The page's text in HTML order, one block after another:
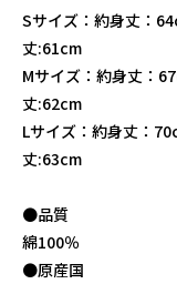
Sサイズ：約身丈
丈:61cm
Mサイズ：約身丈
丈:62cm
Lサイズ：約身丈：
丈:63cm
●品質
綿100％
●原産国